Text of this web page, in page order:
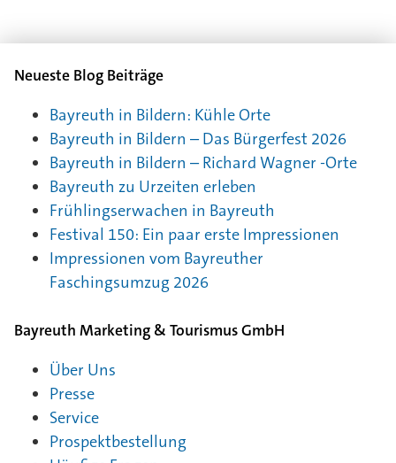
Neueste Blog Beiträge
Bayreuth in Bildern: Kühle Orte
Bayreuth in Bildern – Das Bürgerfest 2026
Bayreuth in Bildern – Richard Wagner -Orte
Bayreuth zu Urzeiten erleben
Frühlingserwachen in Bayreuth
Festival 150: Ein paar erste Impressionen
Impressionen vom Bayreuther
Faschingsumzug 2026
Bayreuth Marketing & Tourismus GmbH
Über Uns
Presse
Service
Prospektbestellung